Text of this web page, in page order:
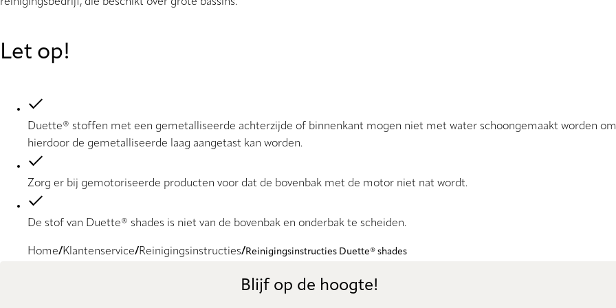
Let op!
Duette® stoffen met een gemetalliseerde achterzijde of binnenkant mogen niet met water schoongemaakt worden
hierdoor de gemetalliseerde laag aangetast kan worden.
Zorg er bij gemotoriseerde producten voor dat de bovenbak met de motor niet nat wordt.
De stof van Duette® shades is niet van de bovenbak en onderbak te scheiden.
Home Klantenservice Reinigingsinstructies Reinigingsinstructies Duette® shades
Blijf op de hoogte!